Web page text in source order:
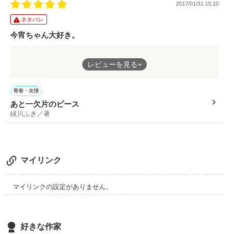
＊ 緑川 ふき様 より いっそ、今宵
「涙くん…！！」
「こと…、遅いよ…」
ーーーーーーーーーーーーーーーーー
ーーーーーーーーーーーーーーーーー
広い心で読んできただければ幸いです！
えっと…希望者がいらっしゃるようならば、4人のその後を書
♧*:;;;;;;:*♧*:;;;;;;:*♧*:;;;;;;:*♧*:;;;;;;:*♧*:;;;;;;:*♧*:;;;;;;:*
2017/01/31 15:10
ネタバレ
今宵ちゃん大好き。
完結待ってたよー！！！
今宵ちゃんは可愛すぎたし、東海道線はかっこよすぎたし、まひ
ろんにまた出てきて欲しいし、茜ちゃんがどうなるか気にな
る！！！
はわわわわわ！！！！
大好き。
レビューを見る
青春・友情
あと一欠片のピース
緑川ふき／著
マイリンク
マイリンクの設定がありません。
好きな作家